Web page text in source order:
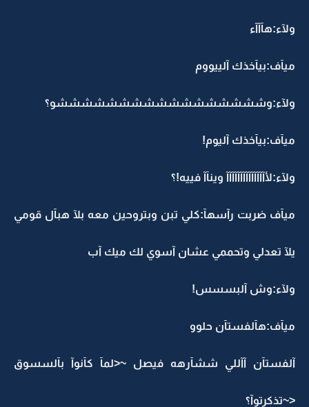
ولآء:هآآآء
ميآف:بيآخذك آلييووم
ولآء:وشششششششششششششششششو؟
ميآف:بيآخذك آليوم!
ولآء:لأآآآآآآآآآآآآآآ وينآآ فييه!؟
ميآف ضربت رآسهآ:كلي تبن وبتروحين معه بلآ هبآل قومي
يلآ تعدلي وتحممي عشان آسوي لك ميك آب
ولآء:وش آلبسسس!
ميآف:هآلفستآن حلوو
آلفستآن آآللي ششآرهه فيصل ~<لمآ كآنوآ بآلسسوق
<~تذكرتوآ؟